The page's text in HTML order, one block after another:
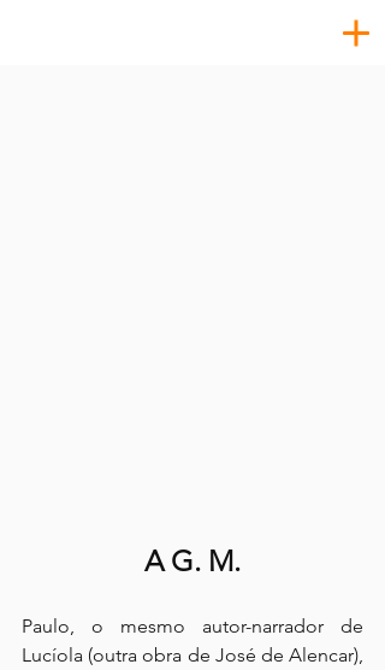
A G. M.
Paulo, o mesmo autor-narrador de
Lucíola (outra obra de José de Alencar),